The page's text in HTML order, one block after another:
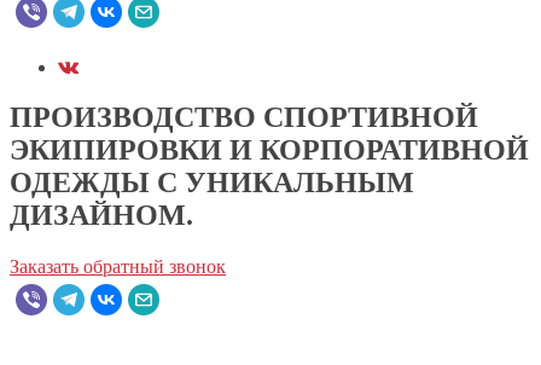
ПРОИЗВОДСТВО СПОРТИВНОЙ
ЭКИПИРОВКИ И КОРПОРАТИВНОЙ
ОДЕЖДЫ С УНИКАЛЬНЫМ
ДИЗАЙНОМ.
Заказать обратный звонок